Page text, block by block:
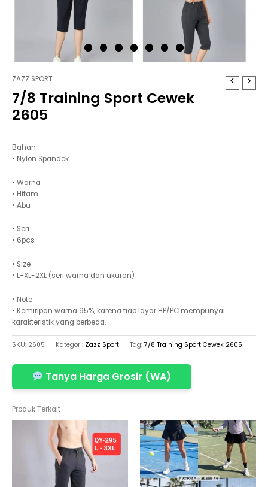
ZAZZ SPORT
7/8 Training Sport Cewek
2605
Bahan
• Nylon Spandek
• Warna
• Hitam
• Abu
• Seri
• 6pcs
• Size
• L-XL-2XL (seri warna dan ukuran)
• Note
• Kemiripan warna 95%, karena tiap layar HP/PC mempunyai
karakteristik yang berbeda.
SKU: 2605 Kategori: Zazz Sport Tag: 7/8 Training Sport Cewek 2605
Tanya Harga Grosir (WA)
Produk Terkait